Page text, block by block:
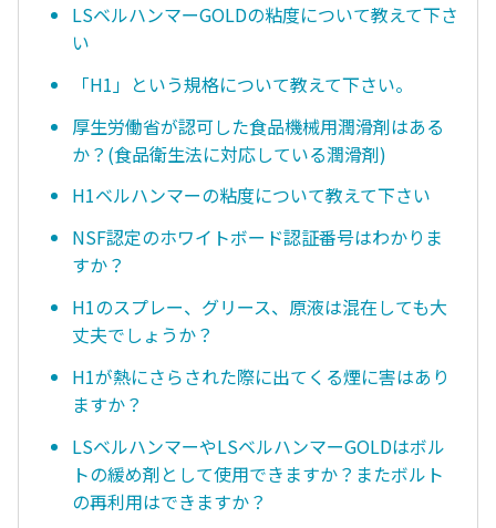
LSベルハンマーGOLDの粘度について教えて下さ
い
「H1」という規格について教えて下さい。
厚生労働省が認可した食品機械用潤滑剤はある
か？(食品衛生法に対応している潤滑剤)
H1ベルハンマーの粘度について教えて下さい
NSF認定のホワイトボード認証番号はわかりま
すか？
H1のスプレー、グリース、原液は混在しても大
丈夫でしょうか？
H1が熱にさらされた際に出てくる煙に害はあり
ますか？
LSベルハンマーやLSベルハンマーGOLDはボル
トの緩め剤として使用できますか？またボルト
の再利用はできますか？